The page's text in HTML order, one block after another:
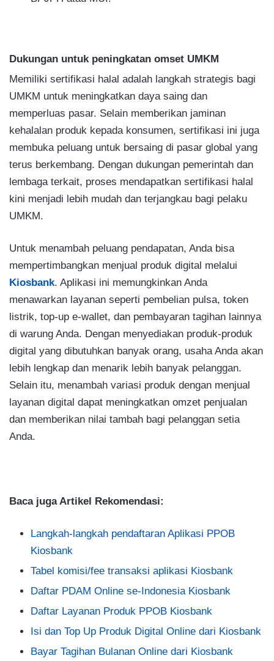
Dukungan untuk peningkatan omset UMKM
Memiliki sertifikasi halal adalah langkah strategis bagi
UMKM untuk meningkatkan daya saing dan
memperluas pasar. Selain memberikan jaminan
kehalalan produk kepada konsumen, sertifikasi ini juga
membuka peluang untuk bersaing di pasar global yang
terus berkembang. Dengan dukungan pemerintah dan
lembaga terkait, proses mendapatkan sertifikasi halal
kini menjadi lebih mudah dan terjangkau bagi pelaku
UMKM.
Untuk menambah peluang pendapatan, Anda bisa
mempertimbangkan menjual produk digital melalui
Kiosbank. Aplikasi ini memungkinkan Anda
menawarkan layanan seperti pembelian pulsa, token
listrik, top-up e-wallet, dan pembayaran tagihan lainnya
di warung Anda. Dengan menyediakan produk-produk
digital yang dibutuhkan banyak orang, usaha Anda akan
lebih lengkap dan menarik lebih banyak pelanggan.
Selain itu, menambah variasi produk dengan menjual
layanan digital dapat meningkatkan omzet penjualan
dan memberikan nilai tambah bagi pelanggan setia
Anda.
Baca juga Artikel Rekomendasi:
Langkah-langkah pendaftaran Aplikasi PPOB
Kiosbank
Tabel komisi/fee transaksi aplikasi Kiosbank
Daftar PDAM Online se-Indonesia Kiosbank
Daftar Layanan Produk PPOB Kiosbank
Isi dan Top Up Produk Digital Online dari Kiosbank
Bayar Tagihan Bulanan Online dari Kiosbank